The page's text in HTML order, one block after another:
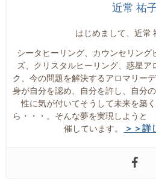
近常 祐
はじめまして、近常
シータヒーリング、カウンセリング
ズ、クリスタルヒーリング、惑星ア
ク、今の問題を解決するアロマリー
身が自分を認め、自分を許し、自分
性に気が付いてそうして未来を築
ら・・・。そんな夢を実現しよう
催しています。
＞＞詳